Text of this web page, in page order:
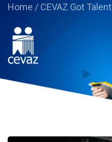
Home/CEVAZ Got Talent